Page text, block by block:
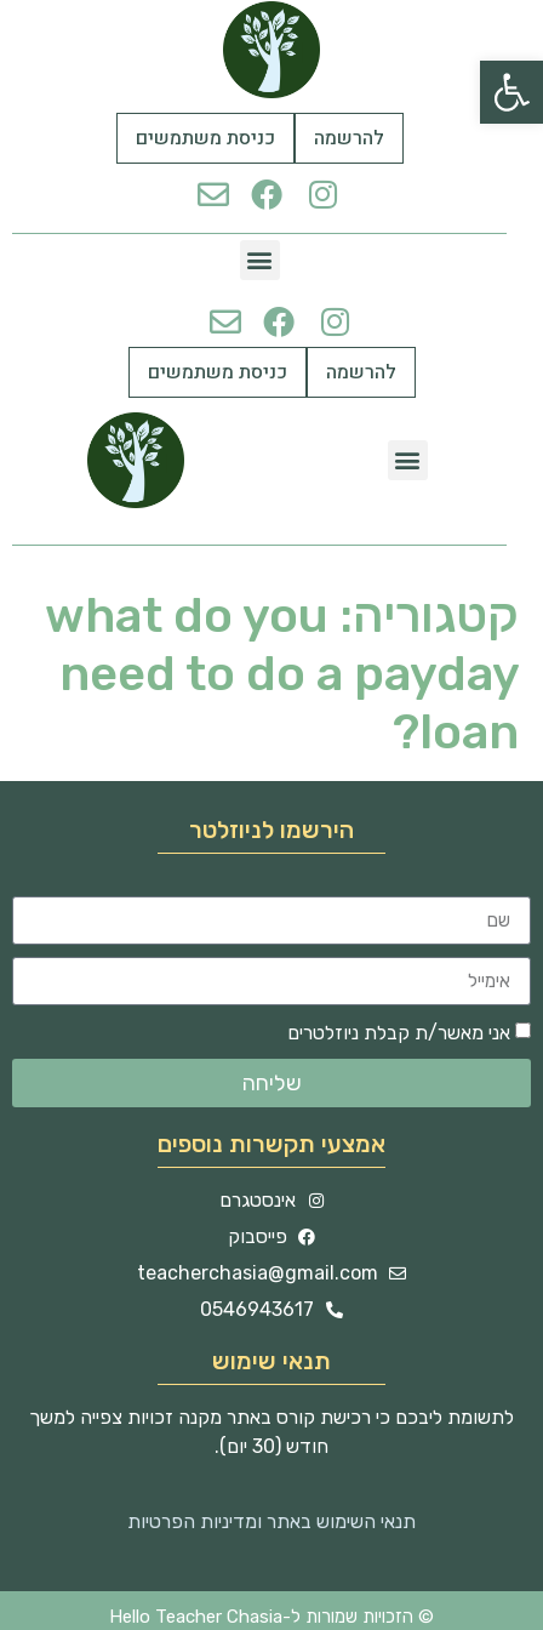
פתח סרגל נגישות
להרשמה כניסת משתמשים
להרשמה כניסת משתמשים
קטגוריה: what do you
need to do a payday
loan?
הירשמו לניוזלטר
אני מאשר/ת קבלת ניוזלטרים
שליחה
אמצעי תקשרות נוספים
אינסטגרם
פייסבוק
teacherchasia@gmail.com
0546943617
תנאי שימוש
לתשומת ליבכם כי רכישת קורס באתר מקנה זכויות צפייה למשך
חודש (30 יום).
תנאי השימוש באתר ומדיניות הפרטיות
© הזכויות שמורות ל-Hello Teacher Chasia